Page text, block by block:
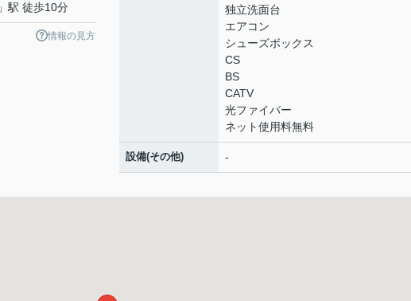
」駅 徒歩10分
情報の見方
独立洗面台
エアコン
シューズボックス
CS
BS
CATV
光ファイバー
ネット使用料無料
設備(その他) -